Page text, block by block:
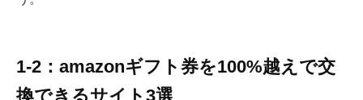
1-2：amazonギフト券を100%越えで交
換できるサイト3選